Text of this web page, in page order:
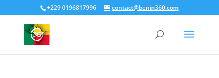
+229 0196817996 contact@benin360.com